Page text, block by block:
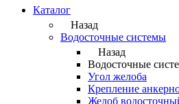
Каталог
Назад
Водосточные системы
Назад
Водосточные
Угол желоба
Крепление
Желоб